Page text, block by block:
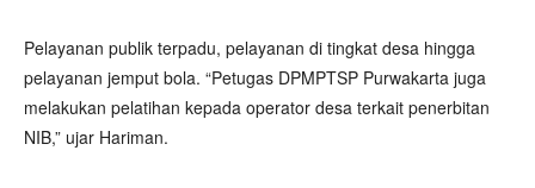
Pelayanan publik terpadu, pelayanan di tingkat desa hingga
pelayanan jemput bola. “Petugas DPMPTSP Purwakarta juga
melakukan pelatihan kepada operator desa terkait penerbitan
NIB,” ujar Hariman.